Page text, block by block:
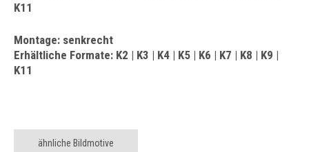
K11
Montage: senkrecht
Erhältliche Formate: K2 | K3 | K4 | K5 | K6 | K7 | K8 | K9 |
K11
ähnliche Bildmotive